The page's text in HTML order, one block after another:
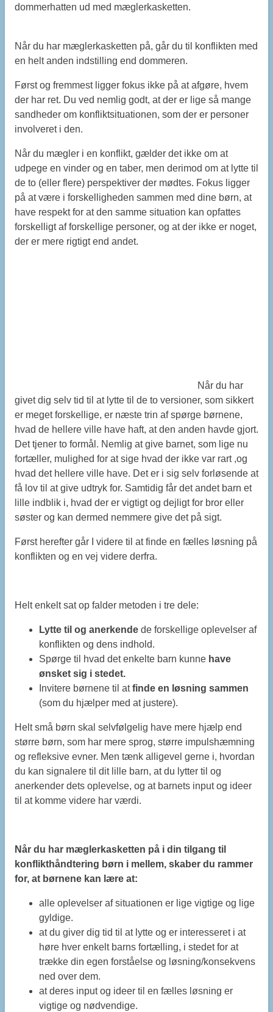
dommerhatten ud med mæglerkasketten.
Når du har mæglerkasketten på, går du til konflikten med
en helt anden indstilling end dommeren.
Først og fremmest ligger fokus ikke på at afgøre, hvem
der har ret. Du ved nemlig godt, at der er lige så mange
sandheder om konfliktsituationen, som der er personer
involveret i den.
Når du mægler i en konflikt, gælder det ikke om at
udpege en vinder og en taber, men derimod om at lytte til
de to (eller flere) perspektiver der mødtes. Fokus ligger
på at være i forskelligheden sammen med dine børn, at
have respekt for at den samme situation kan opfattes
forskelligt af forskellige personer, og at der ikke er noget,
der er mere rigtigt end andet.
Når du har
givet dig selv tid til at lytte til de to versioner, som sikkert
er meget forskellige, er næste trin af spørge børnene,
hvad de hellere ville have haft, at den anden havde gjort.
Det tjener to formål. Nemlig at give barnet, som lige nu
fortæller, mulighed for at sige hvad der ikke var rart ,og
hvad det hellere ville have. Det er i sig selv forløsende at
få lov til at give udtryk for. Samtidig får det andet barn et
lille indblik i, hvad der er vigtigt og dejligt for bror eller
søster og kan dermed nemmere give det på sigt.
Først herefter går I videre til at finde en fælles løsning på
konflikten og en vej videre derfra.
Helt enkelt sat op falder metoden i tre dele:
Lytte til og anerkende de forskellige oplevelser af
konflikten og dens indhold.
Spørge til hvad det enkelte barn kunne have
ønsket sig i stedet.
Invitere børnene til atfinde en løsning sammen
(som du hjælper med at justere).
Helt små børn skal selvfølgelig have mere hjælp end
større børn, som har mere sprog, større impulshæmning
og refleksive evner. Men tænk alligevel gerne i, hvordan
du kan signalere til dit lille barn, at du lytter til og
anerkender dets oplevelse, og at barnets input og ideer
til at komme videre har værdi.
Når du har mæglerkasketten på i din tilgang til
konflikthåndtering børn i mellem, skaber du rammer
for, at børnene kan lære at:
alle oplevelser af situationen er lige vigtige og lige
gyldige.
at du giver dig tid til at lytte og er interesseret i at
høre hver enkelt barns fortælling, i stedet for at
trække din egen forståelse og løsning/konsekvens
ned over dem.
at deres input og ideer til en fælles løsning er
vigtige og nødvendige.